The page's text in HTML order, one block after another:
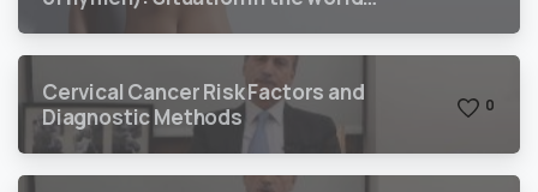
Cervical Cancer Risk Factors and
Diagnostic Methods
0